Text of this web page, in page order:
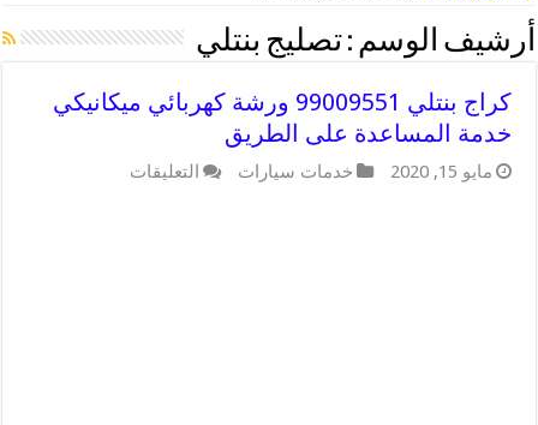
أرشيف الوسم :تصليج بنتلي
كراج بنتلي 99009551 ورشة كهربائي ميكانيكي
خدمة المساعدة على الطريق
مايو 15, 2020 خدمات سيارات التعليقات